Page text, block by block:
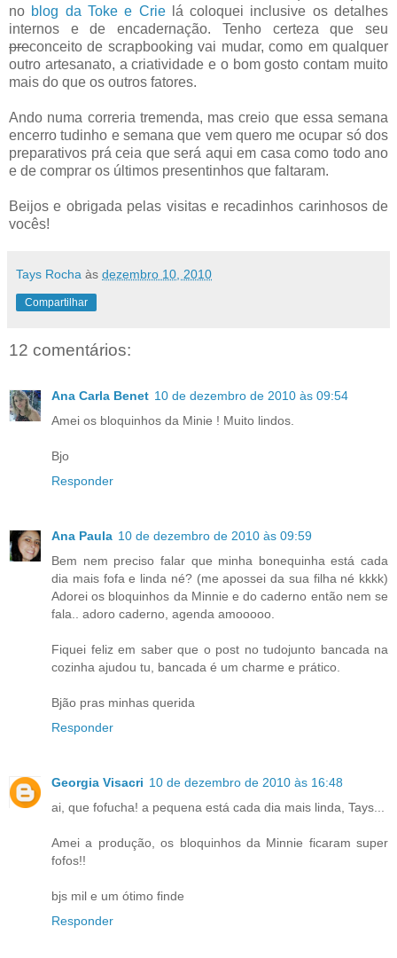
no blog da Toke e Crielá coloquei inclusive os detalhes
internos e de encadernação. Tenho certeza que seu
preconceito de scrapbooking vai mudar, como em qualquer
outro artesanato, a criatividade e o bom gosto contam muito
mais do que os outros fatores.
Ando numa correria tremenda, mas creio que essa semana
encerro tudinho e semana que vem quero me ocupar só dos
preparativos prá ceia que será aqui em casa como todo ano
e de comprar os últimos presentinhos que faltaram.
Beijos e obrigada pelas visitas e recadinhos carinhosos de
vocês!
Tays Rocha às dezembro 10, 2010
Compartilhar
12 comentários:
Ana Carla Benet 10 de dezembro de 2010 às 09:54
Amei os bloquinhos da Minie ! Muito lindos.
Bjo
Responder
Ana Paula 10 de dezembro de 2010 às 09:59
Bem nem preciso falar que minha bonequinha está cada
dia mais fofa e linda né? (me apossei da sua filha né kkkk)
Adorei os bloquinhos da Minnie e do caderno então nem se
fala.. adoro caderno, agenda amooooo.
Fiquei feliz em saber que o post no tudojunto bancada na
cozinha ajudou tu, bancada é um charme e prático.
Bjão pras minhas querida
Responder
Georgia Visacri 10 de dezembro de 2010 às 16:48
ai, que fofucha! a pequena está cada dia mais linda, Tays...
Amei a produção, os bloquinhos da Minnie ficaram super
fofos!!
bjs mil e um ótimo finde
Responder